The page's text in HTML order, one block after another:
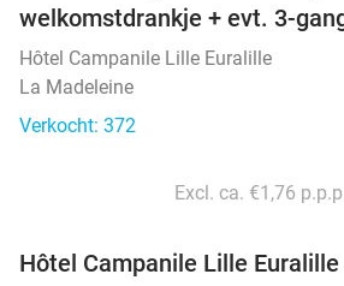
welkomstdrankje + evt. 3-
Hôtel Campanile Lille Euralille
La Madeleine
Verkocht: 372
Excl. ca. €1,76
Hôtel Campanile Lille Euralille